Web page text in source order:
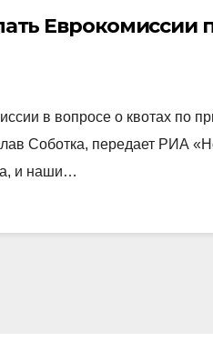
Еврокомиссии
в вопросе о квотах по
Соботка, передает РИА
и наши…